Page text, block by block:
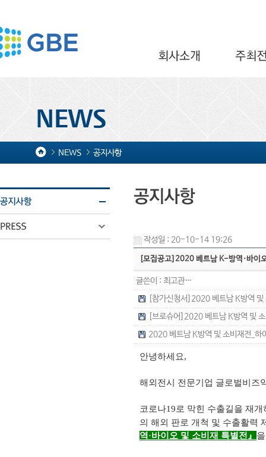
NEWS 공지사항
작성일 : 20-10-14 19:26
[모집공고]2020 베트남 K-방역·바이
글쓴이 : 최고관…
[참가신청서]2020 베트남 K방역
[브로슈어]2020 베트남 K방역 및
2020 베트남 K방역 및 소비재전_
안녕하세요,
해외전시 전문기업 글로벌비즈
코로나19로 막힌 수출길을 재개
의 해외 판로 개척 및 수출활력
역·바이오 및 소비재 특별전』